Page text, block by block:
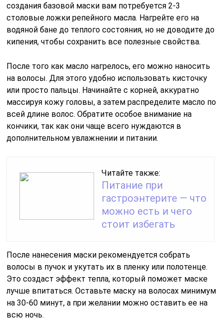
создания базовой маски вам потребуется 2-3
столовые ложки репейного масла. Нагрейте его на
водяной бане до теплого состояния, но не доводите до
кипения, чтобы сохранить все полезные свойства.
После того как масло нагрелось, его можно наносить
на волосы. Для этого удобно использовать кисточку
или просто пальцы. Начинайте с корней, аккуратно
массируя кожу головы, а затем распределите масло по
всей длине волос. Обратите особое внимание на
кончики, так как они чаще всего нуждаются в
дополнительном увлажнении и питании.
Читайте также:
Питание при
гастроэнтерите — что
можно есть и чего
стоит избегать
После нанесения маски рекомендуется собрать
волосы в пучок и укутать их в пленку или полотенце.
Это создаст эффект тепла, который поможет маске
лучше впитаться. Оставьте маску на волосах минимум
на 30-60 минут, а при желании можно оставить ее на
всю ночь.